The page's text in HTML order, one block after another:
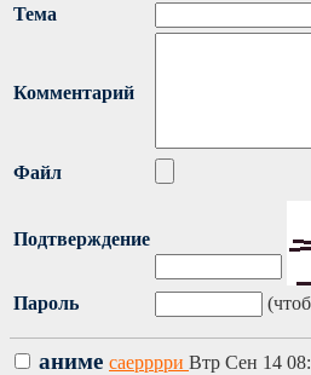
Тема
Комментарий
Файл
Подтверждение
Пароль
аниме саерррри Втр Сен 14